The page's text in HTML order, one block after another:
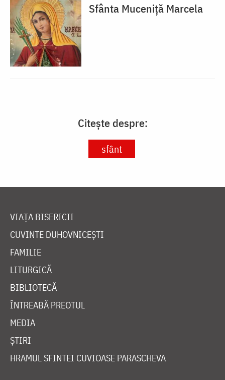
Sfânta Muceniță Marcela
Citește despre:
sfânt
VIAȚA BISERICII
CUVINTE DUHOVNICEȘTI
FAMILIE
LITURGICĂ
BIBLIOTECĂ
ÎNTREABĂ PREOTUL
MEDIA
ȘTIRI
HRAMUL SFINTEI CUVIOASE PARASCHEVA